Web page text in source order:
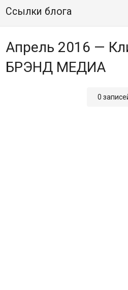
Ссылки блога
Апрель 2016 —
БРЭНД МЕДИА
0